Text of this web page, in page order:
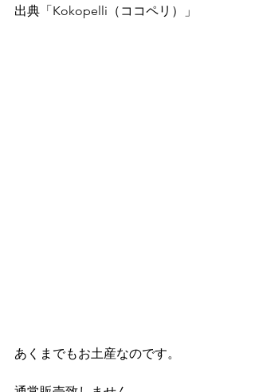
出典「Kokopelli（ココペリ）」
あくまでもお土産なのです。